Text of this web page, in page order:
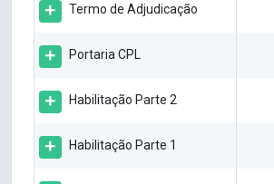
Termo de Adjudicação
Portaria CPL
Habilitação Parte 2
Habilitação Parte 1